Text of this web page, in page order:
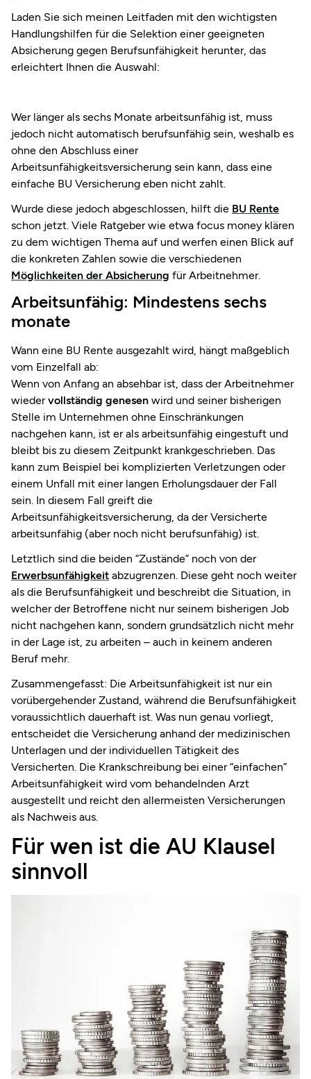
Laden Sie sich meinen Leitfaden mit den wichtigsten
Handlungshilfen für die Selektion einer geeigneten
Absicherung gegen Berufsunfähigkeit herunter, das
erleichtert Ihnen die Auswahl:
Wer länger als sechs Monate arbeitsunfähig ist, muss
jedoch nicht automatisch berufsunfähig sein, weshalb es
ohne den Abschluss einer
Arbeitsunfähigkeitsversicherung sein kann, dass eine
einfache BU Versicherung eben nicht zahlt.
Wurde diese jedoch abgeschlossen, hilft die BU Rente
schon jetzt. Viele Ratgeber wie etwa focus money klären
zu dem wichtigen Thema auf und werfen einen Blick auf
die konkreten Zahlen sowie die verschiedenen
Möglichkeiten der Absicherung für Arbeitnehmer.
Arbeitsunfähig: Mindestens sechs
monate
Wann eine BU Rente ausgezahlt wird, hängt maßgeblich
vom Einzelfall ab:
Wenn von Anfang an absehbar ist, dass der Arbeitnehmer
wiedervollständig genesen wird und seiner bisherigen
Stelle im Unternehmen ohne Einschränkungen
nachgehen kann, ist er als arbeitsunfähig eingestuft und
bleibt bis zu diesem Zeitpunkt krankgeschrieben. Das
kann zum Beispiel bei komplizierten Verletzungen oder
einem Unfall mit einer langen Erholungsdauer der Fall
sein. In diesem Fall greift die
Arbeitsunfähigkeitsversicherung, da der Versicherte
arbeitsunfähig (aber noch nicht berufsunfähig) ist.
Letztlich sind die beiden “Zustände” noch von der
Erwerbsunfähigkeit abzugrenzen. Diese geht noch weiter
als die Berufsunfähigkeit und beschreibt die Situation, in
welcher der Betroffene nicht nur seinem bisherigen Job
nicht nachgehen kann, sondern grundsätzlich nicht mehr
in der Lage ist, zu arbeiten – auch in keinem anderen
Beruf mehr.
Zusammengefasst: Die Arbeitsunfähigkeit ist nur ein
vorübergehender Zustand, während die Berufsunfähigkeit
voraussichtlich dauerhaft ist. Was nun genau vorliegt,
entscheidet die Versicherung anhand der medizinischen
Unterlagen und der individuellen Tätigkeit des
Versicherten. Die Krankschreibung bei einer “einfachen”
Arbeitsunfähigkeit wird vom behandelnden Arzt
ausgestellt und reicht den allermeisten Versicherungen
als Nachweis aus.
Für wen ist die AU Klausel
sinnvoll